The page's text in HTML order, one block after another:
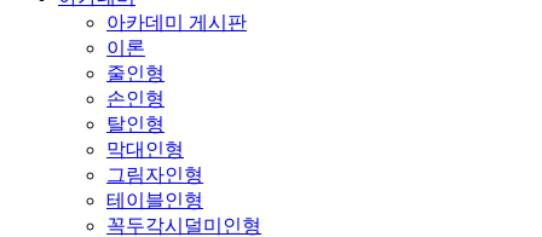
아카데미 게시판
이론
줄인형
손인형
탈인형
막대인형
그림자인형
테이블인형
꼭두각시덜미인형